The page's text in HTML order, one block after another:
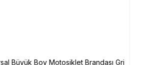
Büyük Boy Motosiklet Brandası Gri